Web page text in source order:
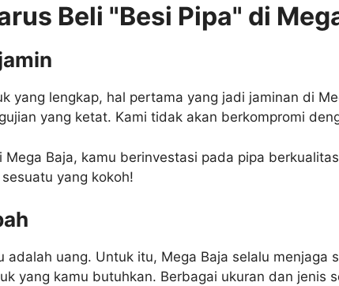
Beli "Besi Pipa" di
yang lengkap, hal pertama yang jadi jaminan di
yang ketat. Kami tidak akan berkompromi
Mega Baja, kamu berinvestasi pada pipa
yang kokoh!
adalah uang. Untuk itu, Mega Baja selalu
yang kamu butuhkan. Berbagai ukuran dan